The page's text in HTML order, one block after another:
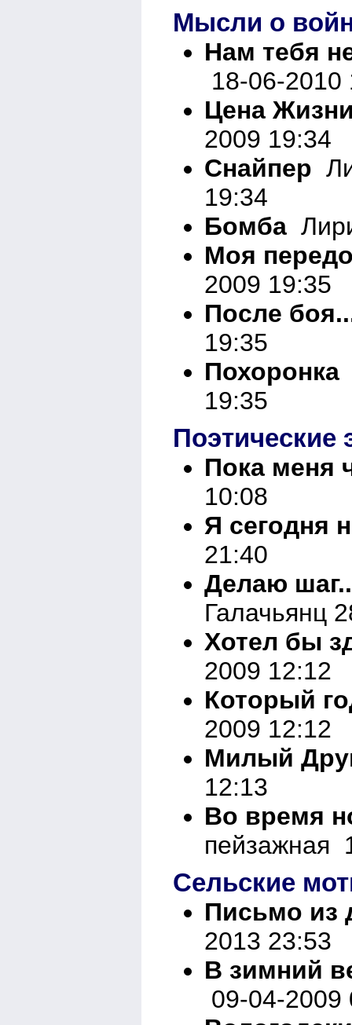
Мысли о
Нам тебя
18-06-2010
Цена
2009 19:34
Снайпер
19:34
Бомба
Моя
2009 19:35
После
19:35
Похоронка
19:35
Поэтические
Пока меня
10:08
Я сегодня
21:40
Делаю
Галачьянц
Хотел бы
2009 12:12
Который
2009 12:12
Милый
12:13
Во время
пейзажная
Сельские
Письмо из
2013 23:53
В зимний
09-04-2009